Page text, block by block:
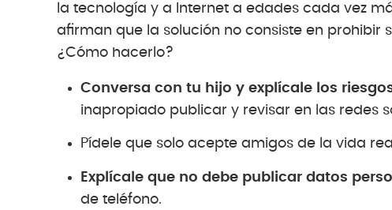
la tecnología y a Internet a edades cada vez
afirman que la solución no consiste en prohibir
¿Cómo hacerlo?
Conversa con tu hijo y explícale los
inapropiado publicar y revisar en las redes
Pídele que solo acepte amigos de la vida
Explícale que no debe publicar datos
de teléfono.